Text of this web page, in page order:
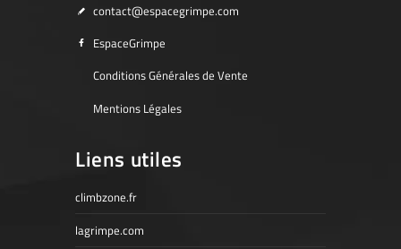
contact@espacegrimpe.com
EspaceGrimpe
Conditions Générales de Vente
Mentions Légales
Liens utiles
climbzone.fr
lagrimpe.com